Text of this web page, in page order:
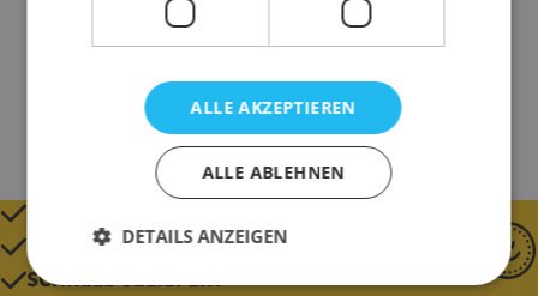
Rollen-Ø
20-50 mm (von-bis)
Gewicht
3750 g
GÜNSTIGE PREISE
SCHNELL GELIEFERT
ALLE AKZEPTIEREN
ALLE ABLEHNEN
DETAILS ANZEIGEN